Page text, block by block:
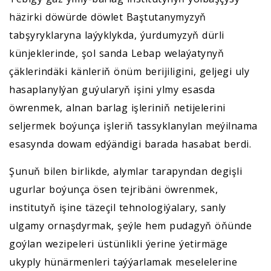
häzirki döwürde döwlet Baştutanymyzyň
tabşyryklaryna laýyklykda, ýurdumyzyň dürli
künjeklerinde, şol sanda Lebap welaýatynyň
çäklerindäki känleriň önüm berijiligini, geljegi uly
hasaplanylýan guýularyň işini ylmy esasda
öwrenmek, alnan barlag işleriniň netijelerini
seljermek boýunça işleriň tassyklanylan meýilnama
esasynda dowam edýändigi barada hasabat berdi.
Şunuň bilen birlikde, alymlar tarapyndan degişli
ugurlar boýunça ösen tejribäni öwrenmek,
institutyň işine täzeçil tehnologiýalary, sanly
ulgamy ornaşdyrmak, şeýle hem pudagyň öňünde
goýlan wezipeleri üstünlikli ýerine ýetirmäge
ukyply hünärmenleri taýýarlamak meselelerine